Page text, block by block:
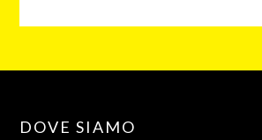
DOVE SIAMO